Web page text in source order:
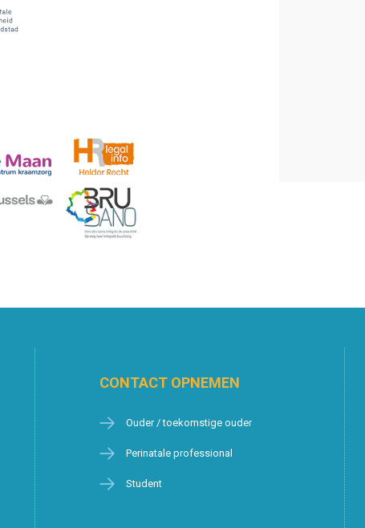
CONTACT OPNEMEN
Ouder / toekomstige ouder
Perinatale professional
Student